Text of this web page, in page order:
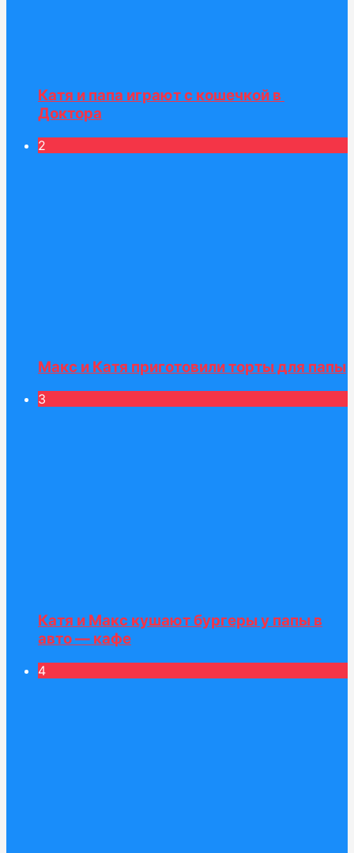
Катя и папа играют с кошечкой в ​​
Доктора
2
Макс и Катя приготовили торты для папы
3
Катя и Макс кушают бургеры у папы в
авто — кафе
4